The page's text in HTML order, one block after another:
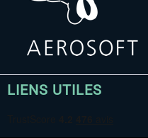
LIENS UTILES